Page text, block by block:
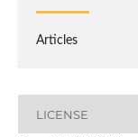
Articles
LICENSE